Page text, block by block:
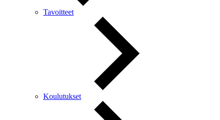
Tavoitteet
Koulutukset